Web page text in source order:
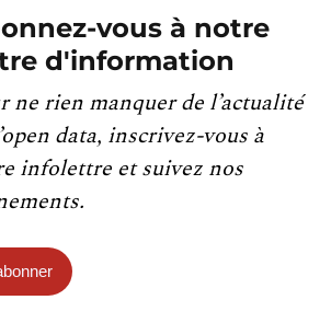
vous à notre
d'information
ne rien manquer de l’actualité
data, inscrivez-vous à
infolettre et suivez nos